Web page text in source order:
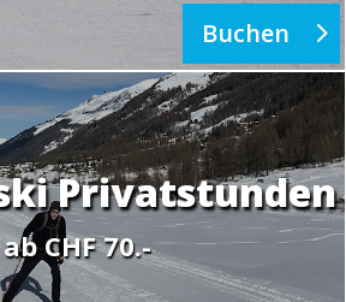
Buchen
Privatstunden
ab CHF 70.-